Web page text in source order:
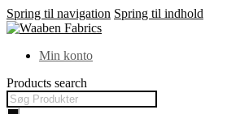
Spring til navigation Spring til indhold
Min konto
Products search